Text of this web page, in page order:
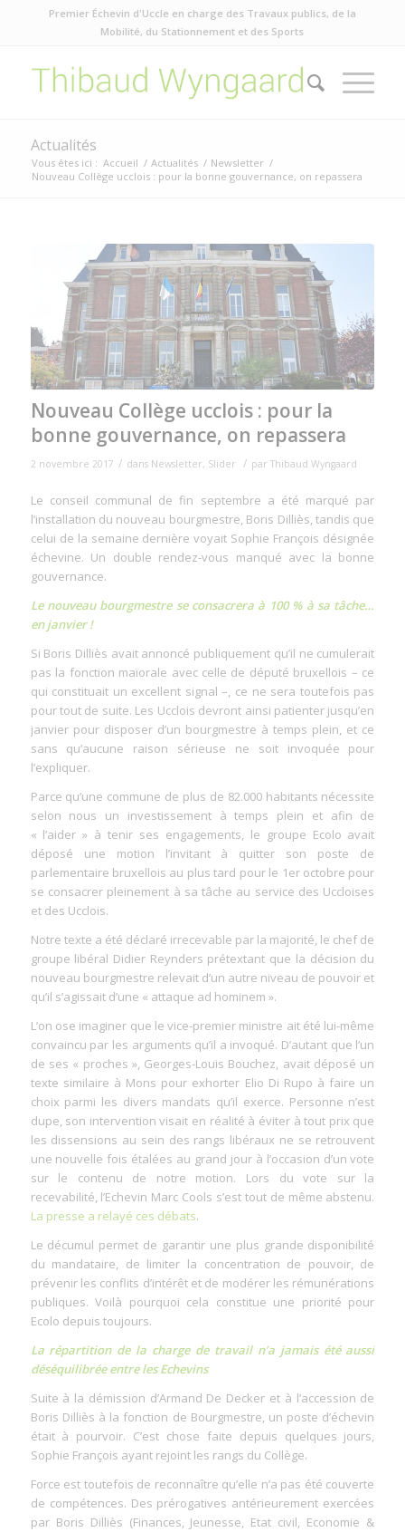
Premier Échevin d'Uccle en charge des Travaux publics, de la
Mobilité, du Stationnement et des Sports
Actualités
Vous êtes ici : Accueil / Actualités / Newsletter /
Nouveau Collège ucclois : pour la bonne gouvernance, on repassera
Nouveau Collège ucclois : pour la
bonne gouvernance, on repassera
2 novembre 2017 / dans Newsletter, Slider / par Thibaud Wyngaard
Le conseil communal de fin septembre a été marqué par
l’installation du nouveau bourgmestre, Boris Dilliès, tandis que
celui de la semaine dernière voyait Sophie François désignée
échevine. Un double rendez-vous manqué avec la bonne
gouvernance.
Le nouveau bourgmestre se consacrera à 100 % à sa tâche…
en janvier !
Si Boris Dilliès avait annoncé publiquement qu’il ne cumulerait
pas la fonction maïorale avec celle de député bruxellois – ce
qui constituait un excellent signal –, ce ne sera toutefois pas
pour tout de suite. Les Ucclois devront ainsi patienter jusqu’en
janvier pour disposer d’un bourgmestre à temps plein, et ce
sans qu’aucune raison sérieuse ne soit invoquée pour
l’expliquer.
Parce qu’une commune de plus de 82.000 habitants nécessite
selon nous un investissement à temps plein et afin de
« l’aider » à tenir ses engagements, le groupe Ecolo avait
déposé une motion l’invitant à quitter son poste de
parlementaire bruxellois au plus tard pour le 1er octobre pour
se consacrer pleinement à sa tâche au service des Uccloises
et des Ucclois.
Notre texte a été déclaré irrecevable par la majorité, le chef de
groupe libéral Didier Reynders prétextant que la décision du
nouveau bourgmestre relevait d’un autre niveau de pouvoir et
qu’il s’agissait d’une « attaque ad hominem ».
L’on ose imaginer que le vice-premier ministre ait été lui-même
convaincu par les arguments qu’il a invoqué. D’autant que l’un
de ses « proches », Georges-Louis Bouchez, avait déposé un
texte similaire à Mons pour exhorter Elio Di Rupo à faire un
choix parmi les divers mandats qu’il exerce. Personne n’est
dupe, son intervention visait en réalité à éviter à tout prix que
les dissensions au sein des rangs libéraux ne se retrouvent
une nouvelle fois étalées au grand jour à l’occasion d’un vote
sur le contenu de notre motion. Lors du vote sur la
recevabilité, l’Echevin Marc Cools s’est tout de même abstenu.
La presse a relayé ces débats.
Le décumul permet de garantir une plus grande disponibilité
du mandataire, de limiter la concentration de pouvoir, de
prévenir les conflits d’intérêt et de modérer les rémunérations
publiques. Voilà pourquoi cela constitue une priorité pour
Ecolo depuis toujours.
La répartition de la charge de travail n’a jamais été aussi
déséquilibrée entre les Echevins
Suite à la démission d’Armand De Decker et à l’accession de
Boris Dilliès à la fonction de Bourgmestre, un poste d’échevin
était à pourvoir. C’est chose faite depuis quelques jours,
Sophie François ayant rejoint les rangs du Collège.
Force est toutefois de reconnaître qu’elle n’a pas été couverte
de compétences. Des prérogatives antérieurement exercées
par Boris Dilliès (Finances, Jeunesse, Etat civil, Economie &